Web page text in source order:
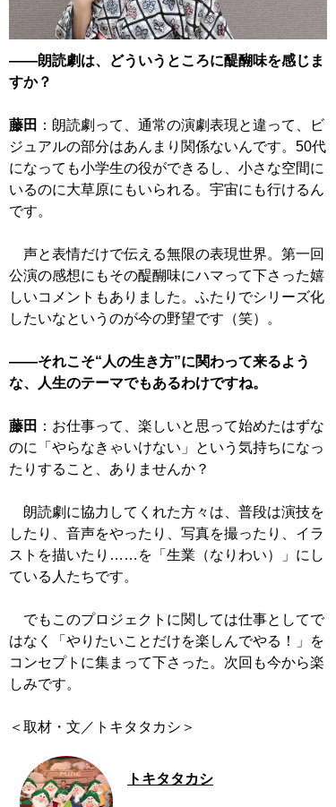
――朗読劇は、どういうところに醍醐味を感じま
すか？
藤田 ：朗読劇って、通常の演劇表現と違って、ビ
ジュアルの部分はあんまり関係ないんです。50代
になっても小学生の役ができるし、小さな空間に
いるのに大草原にもいられる。宇宙にも行けるん
です。
声と表情だけで伝える無限の表現世界。第一回
公演の感想にもその醍醐味にハマって下さった嬉
しいコメントもありました。ふたりでシリーズ化
したいなというのが今の野望です（笑）。
――それこそ“人の生き方”に関わって来るよう
な、人生のテーマでもあるわけですね。
藤田 ：お仕事って、楽しいと思って始めたはずな
のに「やらなきゃいけない」という気持ちになっ
たりすること、ありませんか？
朗読劇に協力してくれた方々は、普段は演技を
したり、音声をやったり、写真を撮ったり、イラ
ストを描いたり……を「生業（なりわい）」にし
ている人たちです。
でもこのプロジェクトに関しては仕事としてで
はなく「やりたいことだけを楽しんでやる！」を
コンセプトに集まって下さった。次回も今から楽
しみです。
＜取材・文／トキタタカシ＞
トキタタカシ